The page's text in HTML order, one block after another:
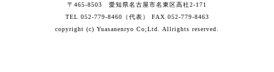
〒465-8503 愛知県名古屋市名東区高社2-171
TEL 052-779-8460（代表） FAX 052-779-8463
copyright (c) Yuasanenryo Co;Ltd. Allrights reserved.